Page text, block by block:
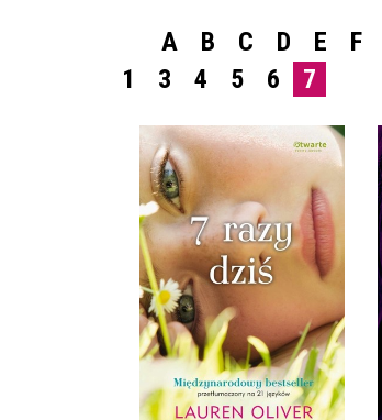
A B C D E F
1
3 4 5 6 7
7 RAZY DZIŚ
LAUREN OLIVER
OPRAWA MIĘKKA
32,90 ZŁ